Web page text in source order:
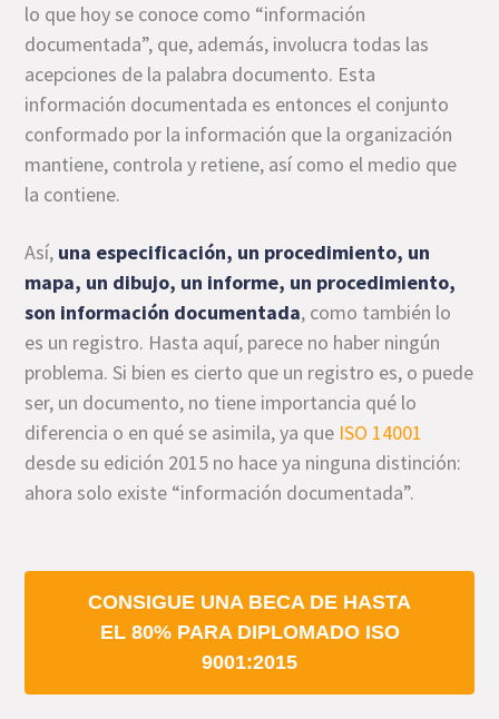
lo que hoy se conoce como “información
documentada”, que, además, involucra todas las
acepciones de la palabra documento. Esta
información documentada es entonces el conjunto
conformado por la información que la organización
mantiene, controla y retiene, así como el medio que
la contiene.
Así, una especificación, un procedimiento, un
mapa, un dibujo, un informe, un procedimiento,
son información documentada, como también lo
es un registro. Hasta aquí, parece no haber ningún
problema. Si bien es cierto que un registro es, o puede
ser, un documento, no tiene importancia qué lo
diferencia o en qué se asimila, ya que ISO 14001
desde su edición 2015 no hace ya ninguna distinción:
ahora solo existe “información documentada”.
CONSIGUE UNA BECA DE HASTA
EL 80% PARA DIPLOMADO ISO
9001:2015